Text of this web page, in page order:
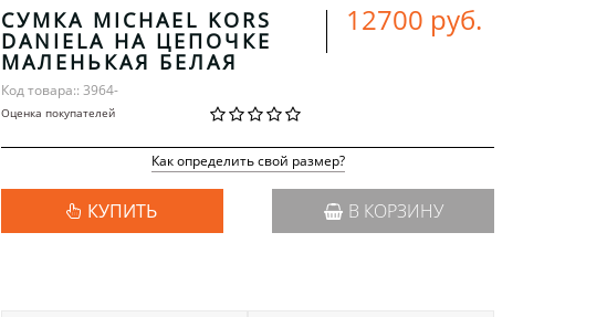
СУМКА MICHAEL KORS
DANIELA НА ЦЕПОЧКЕ
МАЛЕНЬКАЯ БЕЛАЯ
Код товара:: 3964-
Оценка покупателей
12700 руб.
Как определить свой размер?
КУПИТЬ В КОРЗИНУ